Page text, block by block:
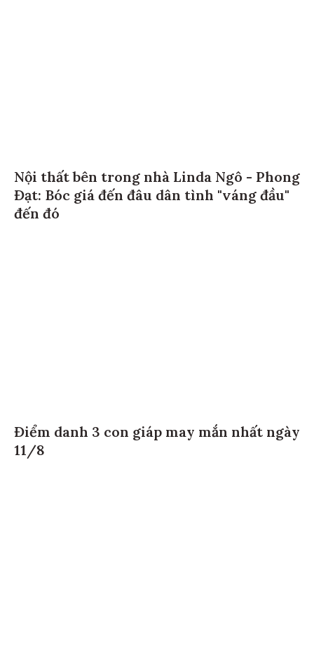
Nội thất bên trong nhà Linda Ngô - Phong
Đạt: Bóc giá đến đâu dân tình "váng đầu"
đến đó
Điểm danh 3 con giáp may mắn nhất ngày
11/8